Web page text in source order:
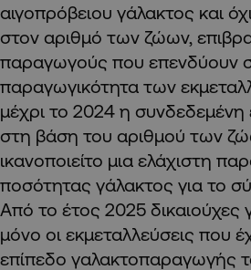
αιγοπρόβειου γάλακτος και
στον αριθμό των ζώων,
παραγωγούς που επενδύουν
παραγωγικότητα των
μέχρι το 2024 η συνδεδεμένη
στη βάση του αριθμού των
ικανοποιείτο μια ελάχιστη
ποσότητας γάλακτος για το
Από το έτος 2025 δικαιούχες
μόνο οι εκμεταλλεύσεις που
επίπεδο γαλακτοπαραγωγής